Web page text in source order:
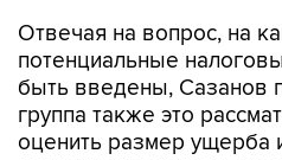
Отвечая на вопрос, на
потенциальные
быть введены, Сазанов
группа также это
оценить размер ущерба